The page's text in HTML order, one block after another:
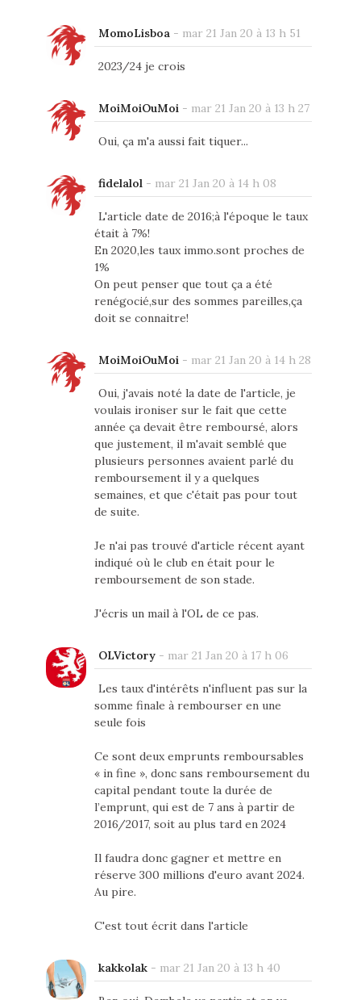
MomoLisboa- mar 21 Jan 20 à 13 h 51
2023/24 je crois
MoiMoiOuMoi- mar 21 Jan 20 à 13 h 27
Oui, ça m'a aussi fait tiquer...
fidelalol- mar 21 Jan 20 à 14 h 08
L'article date de 2016;à l'époque le taux
était à 7%!
En 2020,les taux immo.sont proches de
1%
On peut penser que tout ça a été
renégocié,sur des sommes pareilles,ça
doit se connaitre!
MoiMoiOuMoi- mar 21 Jan 20 à 14 h 28
Oui, j'avais noté la date de l'article, je
voulais ironiser sur le fait que cette
année ça devait être remboursé, alors
que justement, il m'avait semblé que
plusieurs personnes avaient parlé du
remboursement il y a quelques
semaines, et que c'était pas pour tout
de suite.
Je n'ai pas trouvé d'article récent ayant
indiqué où le club en était pour le
remboursement de son stade.
J'écris un mail à l'OL de ce pas.
OLVictory- mar 21 Jan 20 à 17 h 06
Les taux d'intérêts n'influent pas sur la
somme finale à rembourser en une
seule fois
Ce sont deux emprunts remboursables
« in fine », donc sans remboursement du
capital pendant toute la durée de
l’emprunt, qui est de 7 ans à partir de
2016/2017, soit au plus tard en 2024
Il faudra donc gagner et mettre en
réserve 300 millions d'euro avant 2024.
Au pire.
C'est tout écrit dans l'article
kakkolak- mar 21 Jan 20 à 13 h 40